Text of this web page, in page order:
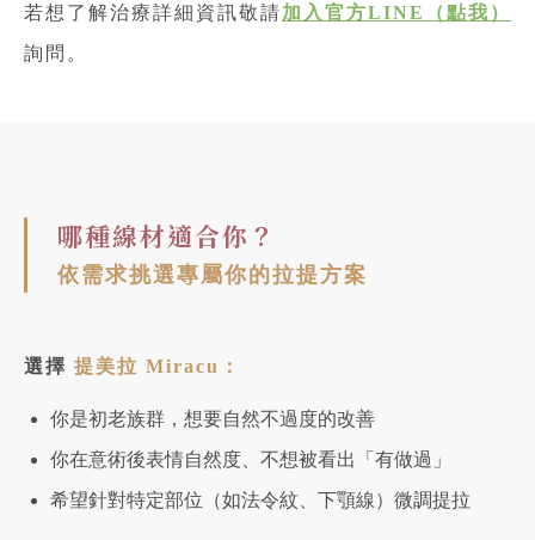
若想了解治療詳細資訊敬請加入官方LINE（點我）
詢問。
哪種線材適合你？
依需求挑選專屬你的拉提方案
選擇 提美拉 Miracu：
你是初老族群，想要自然不過度的改善
你在意術後表情自然度、不想被看出「有做過」
希望針對特定部位（如法令紋、下顎線）微調提拉